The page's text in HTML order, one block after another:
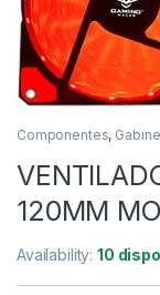
Componentes,
120MM
Availability:10